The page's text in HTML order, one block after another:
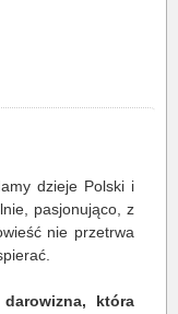
dzieje Polski i
pasjonująco, z
nie przetrwa
która